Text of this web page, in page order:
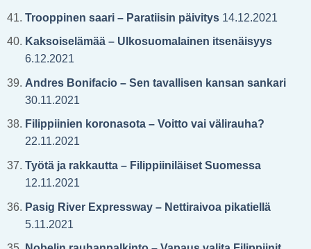
Trooppinen saari – Paratiisin päivitys14.12.2021
Kaksoiselämää – Ulkosuomalainen itsenäisyys
6.12.2021
Andres Bonifacio – Sen tavallisen kansan sankari
30.11.2021
Filippiinien koronasota – Voitto vai välirauha?
22.11.2021
Työtä ja rakkautta – Filippiiniläiset Suomessa
12.11.2021
Pasig River Expressway – Nettiraivoa pikatiellä
5.11.2021